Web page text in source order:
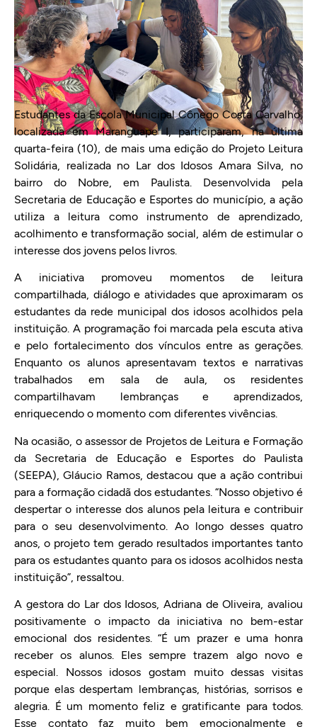
Estudantes da Escola Municipal Cônego Costa Carvalho,
localizada em Maranguape I, participaram, na última
quarta-feira (10), de mais uma edição do Projeto Leitura
Solidária, realizada no Lar dos Idosos Amara Silva, no
bairro do Nobre, em Paulista. Desenvolvida pela
Secretaria de Educação e Esportes do município, a ação
utiliza a leitura como instrumento de aprendizado,
acolhimento e transformação social, além de estimular o
interesse dos jovens pelos livros.
A iniciativa promoveu momentos de leitura
compartilhada, diálogo e atividades que aproximaram os
estudantes da rede municipal dos idosos acolhidos pela
instituição. A programação foi marcada pela escuta ativa
e pelo fortalecimento dos vínculos entre as gerações.
Enquanto os alunos apresentavam textos e narrativas
trabalhados em sala de aula, os residentes
compartilhavam lembranças e aprendizados,
enriquecendo o momento com diferentes vivências.
Na ocasião, o assessor de Projetos de Leitura e Formação
da Secretaria de Educação e Esportes do Paulista
(SEEPA), Gláucio Ramos, destacou que a ação contribui
para a formação cidadã dos estudantes. “Nosso objetivo é
despertar o interesse dos alunos pela leitura e contribuir
para o seu desenvolvimento. Ao longo desses quatro
anos, o projeto tem gerado resultados importantes tanto
para os estudantes quanto para os idosos acolhidos nesta
instituição”, ressaltou.
A gestora do Lar dos Idosos, Adriana de Oliveira, avaliou
positivamente o impacto da iniciativa no bem-estar
emocional dos residentes. “É um prazer e uma honra
receber os alunos. Eles sempre trazem algo novo e
especial. Nossos idosos gostam muito dessas visitas
porque elas despertam lembranças, histórias, sorrisos e
alegria. É um momento feliz e gratificante para todos.
Esse contato faz muito bem emocionalmente e